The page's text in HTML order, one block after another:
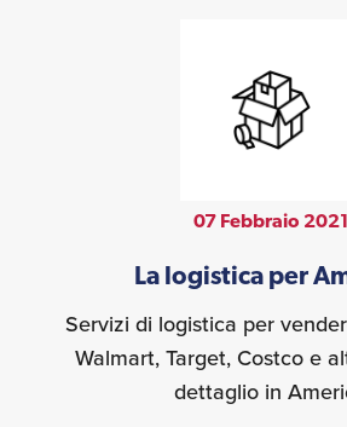
07 Febbraio 2021
La logistica per
Servizi di logistica per
Walmart, Target, Costco e
dettaglio in